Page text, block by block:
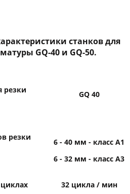
станков для
GQ-40 и GQ-50.
резки
GQ 40
резки
6 - 40 мм - класс А1
6 - 32 мм - класс А3
32 цикла / мин